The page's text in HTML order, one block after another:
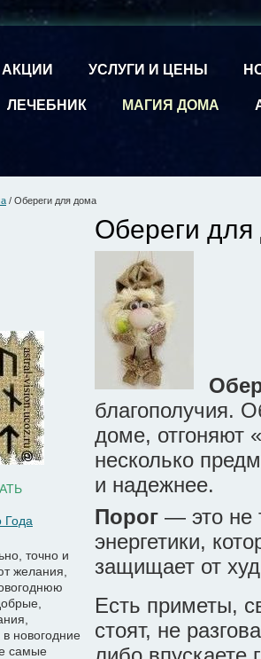
АКЦИИ УСЛУГИ И ЦЕНЫ
ЛЕЧЕБНИК МАГИЯ ДОМА
/ Обереги для дома
Года
точно и
желания,
новогодние
самые
Обереги
благополучия.
доме, отгоняют
несколько
и надежнее.
Порог — это не
энергетики,
защищает от
Есть приметы,
стоят, не